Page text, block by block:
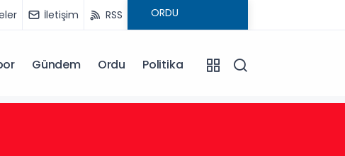
İletişim RSS
Gündem Ordu Politika